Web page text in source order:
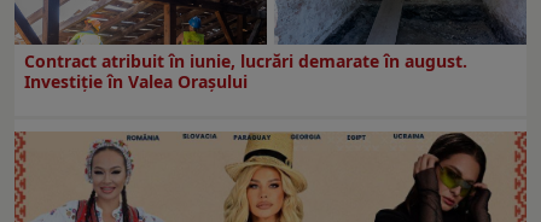
Contract atribuit în iunie, lucrări demarate în august.
Investiţie în Valea Oraşului